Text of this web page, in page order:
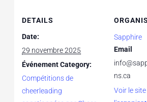
DETAILS
Date:
29 novembre 2025
Événement Category:
Compétitions de
cheerleading
Sapphire
Email
ns.ca
Voir le